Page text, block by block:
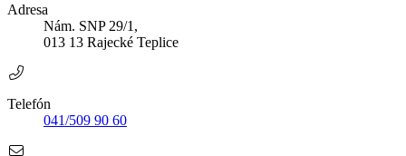
Adresa
Nám. SNP 29/1,
013 13 Rajecké Teplice
Telefón
041/509 90 60